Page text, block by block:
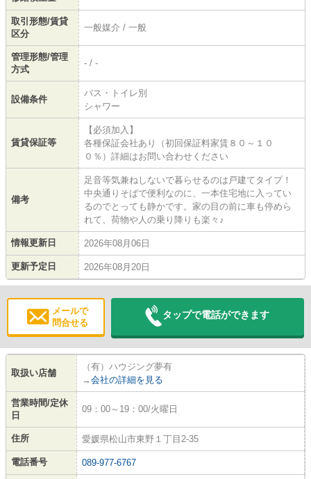
取引形態/賃貸
区分
一般媒介 / 一般
管理形態/管理
方式
- / -
設備条件
バス・トイレ別
シャワー
賃貸保証等
【必須加入】
各種保証会社あり（初回保証料家賃８０～１０
０％）詳細はお問い合わせください
備考
足音等気兼ねしないで暮らせるのは戸建てタイプ！
中央通りそばで便利なのに、一本住宅地に入ってい
るのでとっても静かです。家の目の前に車も停めら
れて、荷物や人の乗り降りも楽々♪
情報更新日 2026年08月06日
更新予定日 2026年08月20日
メールで
問合せる
タップで電話ができます
取扱い店舗
（有）ハウジング夢有
→ 会社の詳細を見る
営業時間/定休
日
09：00～19：00/火曜日
住所 愛媛県松山市東野１丁目2-35
電話番号 089-977-6767